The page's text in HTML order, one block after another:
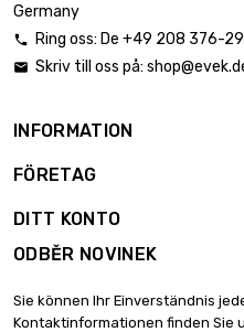
Germany
 Ring oss: De +49 208 376-
 Skriv till oss på:
INFORMATION
FÖRETAG
DITT KONTO
ODBĚR NOVINEK
Sie können Ihr Einverständnis
Kontaktinformationen finden Sie